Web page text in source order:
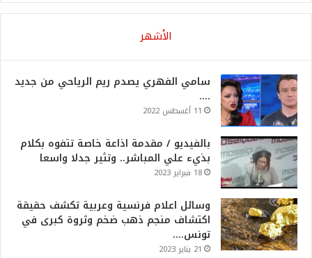
الأشهر
سامي الفهري يصدم ريم الرياحي من جديد
….
11 أغسطس 2022
بالفيديو / مقدمة اذاعة خاصة تتفوه بكلام
بذيء علي المباشر.. وتثير جدلا واسعا
18 فبراير 2023
وسائل اعلام فرنسية وعربية تكشف حقيقة
اكتشاف منجم ذهب ضخم وثروة كبرى في
تونس….
21 يناير 2023